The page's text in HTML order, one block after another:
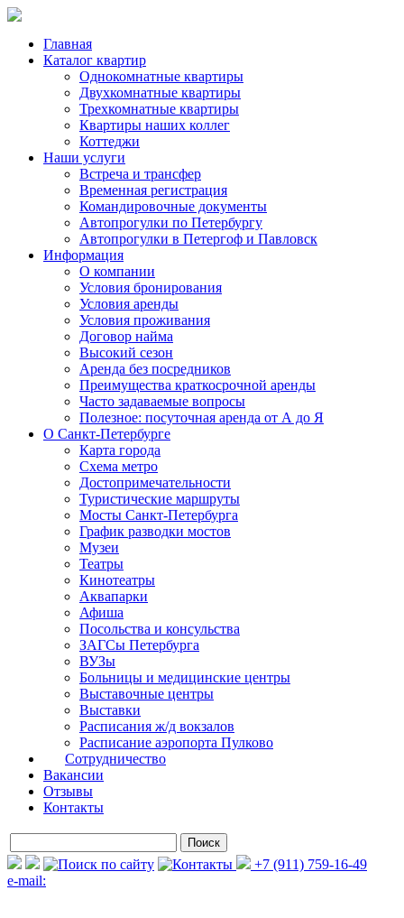
Главная
Каталог квартир
Однокомнатные квартиры
Двухкомнатные квартиры
Трехкомнатные квартиры
Квартиры наших коллег
Коттеджи
Наши услуги
Встреча и трансфер
Временная регистрация
Командировочные документы
Автопрогулки по Петербургу
Автопрогулки в Петергоф и Павловск
Информация
О компании
Условия бронирования
Условия аренды
Условия проживания
Договор найма
Высокий сезон
Аренда без посредников
Преимущества краткосрочной аренды
Часто задаваемые вопросы
Полезное: посуточная аренда от А до Я
О Санкт-Петербурге
Карта города
Схема метро
Достопримечательности
Туристические маршруты
Мосты Санкт-Петербурга
График разводки мостов
Музеи
Театры
Кинотеатры
Аквапарки
Афиша
Посольства и консульства
ЗАГСы Петербурга
ВУЗы
Больницы и медицинские центры
Выставочные центры
Выставки
Расписания ж/д вокзалов
Расписание аэропорта Пулково
Сотрудничество
Вакансии
Отзывы
Контакты
+7 (911) 759-16-49
e-mail: